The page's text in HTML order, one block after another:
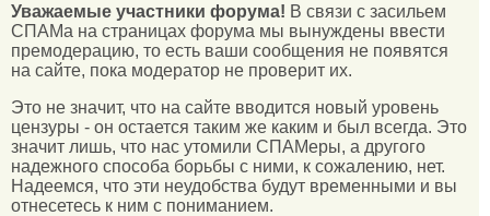
Уважаемые участники форума! В связи с засильем
СПАМа на страницах форума мы вынуждены ввести
премодерацию, то есть ваши сообщения не появятся
на сайте, пока модератор не проверит их.
Это не значит, что на сайте вводится новый уровень
цензуры - он остается таким же каким и был всегда. Это
значит лишь, что нас утомили СПАМеры, а другого
надежного способа борьбы с ними, к сожалению, нет.
Надеемся, что эти неудобства будут временными и вы
отнесетесь к ним с пониманием.